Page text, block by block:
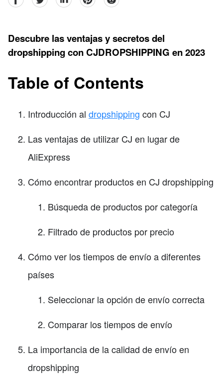
Descubre las ventajas y secretos del
dropshipping con CJDROPSHIPPING en 2023
Table of Contents
Introducción al dropshipping con CJ
Las ventajas de utilizar CJ en lugar de
AliExpress
Cómo encontrar productos en CJ dropshipping
Búsqueda de productos por categoría
Filtrado de productos por precio
Cómo ver los tiempos de envío a diferentes
países
Seleccionar la opción de envío correcta
Comparar los tiempos de envío
La importancia de la calidad de envío en
dropshipping